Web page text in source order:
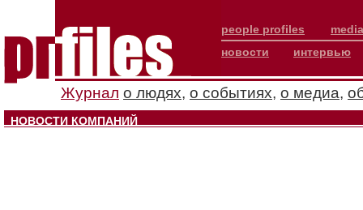
people profiles
новости
интервью
Журнал о людях, о событиях, о медиа,
НОВОСТИ КОМПАНИЙ